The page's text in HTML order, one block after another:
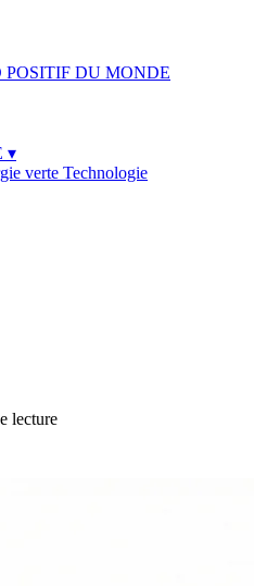
POSITIF DU MONDE
▾
verte Technologie
lecture